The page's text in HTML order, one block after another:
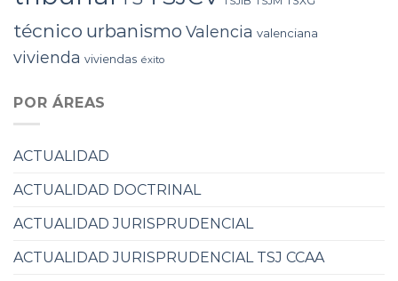
técnico urbanismo Valencia valenciana
vivienda viviendas éxito
POR ÁREAS
ACTUALIDAD
ACTUALIDAD DOCTRINAL
ACTUALIDAD JURISPRUDENCIAL
ACTUALIDAD JURISPRUDENCIAL TSJ CCAA